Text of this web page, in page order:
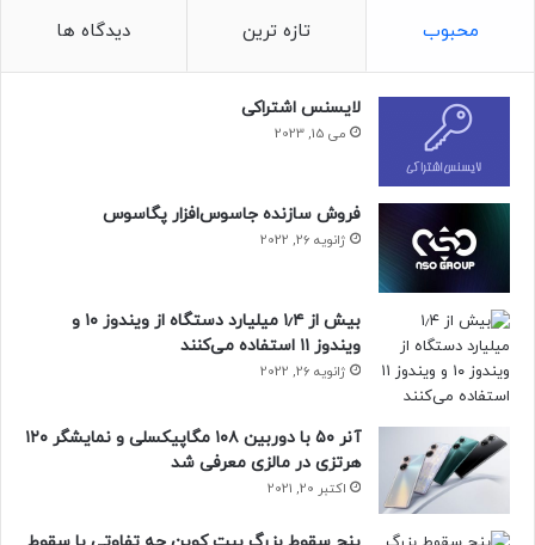
گوشی مخصوص بازی
کاربری Magic UI 4.2
عرضه می‌شود. سرعت عملکرد این مدل گوشی برای بازی بسیار
مطلوب است.
سیکل طلایی شارژ آنر
ظرفیت باتری 4800 میلی ‌آمپر ‌ساعت آنر X9
ذخیره انرژی هوشمند، عمر باتری این مدل گوشی هوشمند را
افزایش داده است. شارژ فوق سریع 66 واتی این گوشی هوشمند
نشان داده که تنها با 30 دقیقه اتصال به شارژر، 81 درصد ظرفیت
باتری را تکمیل می‌کند. همچنین در کمتر از یک ساعت، شارژ این
گوشی هوشمند از صفر به صد می‌رسد. با گوشی آنر
محبوب تازه ترین دیدگاه ها
لایسنس اشتراکی
می 15, 2023
فروش سازنده جاسوس‌افزار پگاسوس
ژانویه 26, 2022
بیش از ۱٫۴ میلیارد دستگاه از ویندوز ۱۰ و
ویندوز ۱۱ استفاده می‌کنند
ژانویه 26, 2022
آنر ۵۰ با دوربین ۱۰۸ مگاپیکسلی و نمایشگر ۱۲۰
هرتزی در مالزی معرفی شد
اکتبر 20, 2021